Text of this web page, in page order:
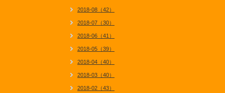
2018-08（42）
2018-07（30）
2018-06（41）
2018-05（39）
2018-04（40）
2018-03（40）
2018-02（43）